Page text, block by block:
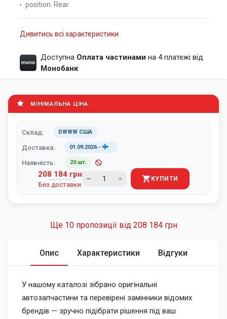
position: Rear
Дивитись всі характеристики
Доступна Оплата частинами на 4 платежі від
Монобанк
МІНІМАЛЬНА ЦІНА
Склад: DWWW США
Доставка: 01.09.2026-
Наявність: 20 шт.
208 184 грн
Без доставки
КУПИТИ
Ще 10 пропозиції від 208 184 грн
Опис Характеристики Відгуки
У нашому каталозі зібрано оригінальні
автозапчастини та перевірені замінники відомих
брендів — зручно підібрати рішення під ваш